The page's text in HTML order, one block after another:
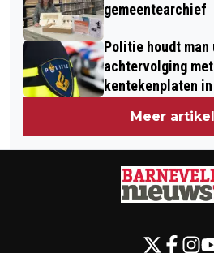
gemeentearchief
Politie houdt man
achtervolging
kentekenplaten in
Meer